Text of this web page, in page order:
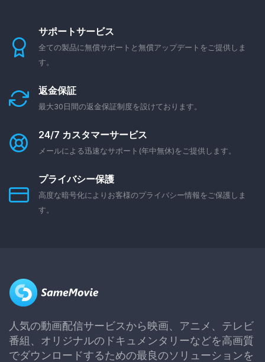
サポートサービス
全ての製品に無償サポートと無償アップデートをご提供しま
す。
返金保証
最大30日間の返金保証制度を設けております。
24/7 カスタマーサービス
メールによる迅速なサポート(年中無休)をご提供します。
プライバシー保護
高度な暗号化によりお客様のプライバシー情報をご保護しま
す。
人気の動画配信サービスから映画、アニメ、テレビ
番組、オリジナルのドキュメンタリーなどを高画質
でダウンロードするための最良のソリューションを